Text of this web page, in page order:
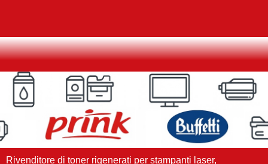
Rivenditore di toner rigenerati per stampanti laser,